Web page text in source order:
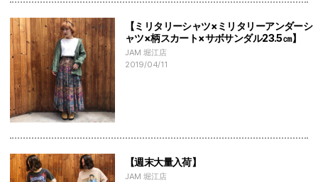
【ミリタリーシャツ×ミリタリーアンダーシ
ャツ×柄スカート×サボサンダル23.5㎝】
JAM 堀江店
2019/04/11
【週末大量入荷】
JAM 堀江店